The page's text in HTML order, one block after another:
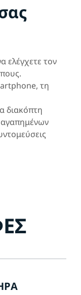
ελέγχετε τον
τη
διακόπτη
αγαπημένων